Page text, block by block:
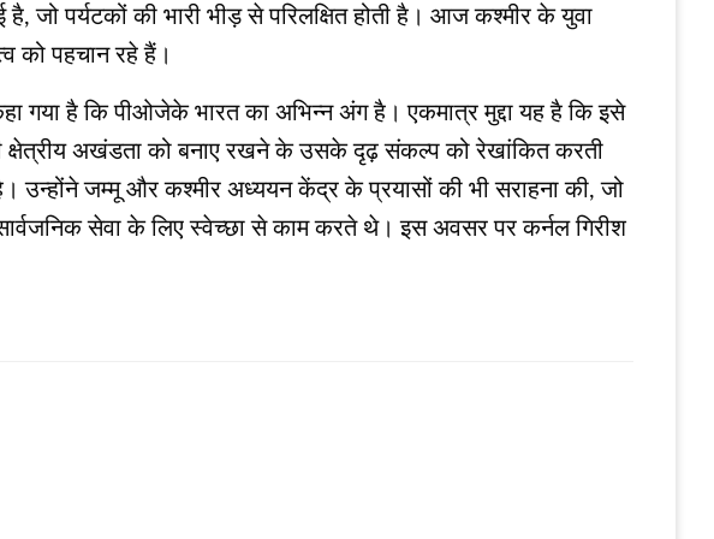
जो पर्यटकों की भारी भीड़ से परिलक्षित होती है। आज कश्मीर के युवा
को पहचान रहे हैं।
है कि पीओजेके भारत का अभिन्न अंग है। एकमात्र मुद्दा यह है कि इसे
क्षेत्रीय अखंडता को बनाए रखने के उसके दृढ़ संकल्प को रेखांकित करती
उन्होंने जम्मू और कश्मीर अध्ययन केंद्र के प्रयासों की भी सराहना की, जो
सेवा के लिए स्वेच्छा से काम करते थे। इस अवसर पर कर्नल गिरीश